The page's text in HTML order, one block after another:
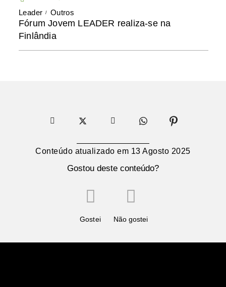
Leader
Outros
Fórum Jovem LEADER realiza-se na
Finlândia
Conteúdo atualizado em 13 Agosto 2025
Gostou deste conteúdo?
Gostei Não gostei